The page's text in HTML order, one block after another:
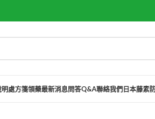
明處方箋領藥最新消息問答Q&A聯絡我們日本藤素